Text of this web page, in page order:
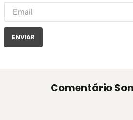
ENVIAR
Comentário